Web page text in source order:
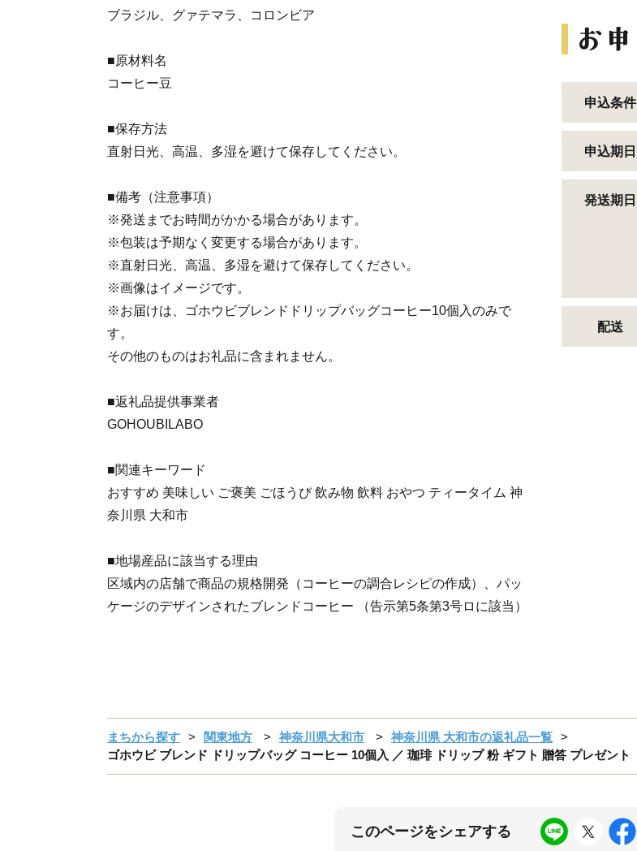
ブラジル、グァテマラ、コロンビア
■原材料名
コーヒー豆
■保存方法
直射日光、高温、多湿を避けて保存してください。
■備考（注意事項）
※発送までお時間がかかる場合があります。
※包装は予期なく変更する場合があります。
※直射日光、高温、多湿を避けて保存してください。
※画像はイメージです。
※お届けは、ゴホウビブレンドドリップバッグコーヒー10個入のみで
す。
その他のものはお礼品に含まれません。
■返礼品提供事業者
GOHOUBILABO
■関連キーワード
おすすめ 美味しい ご褒美 ごほうび 飲み物 飲料 おやつ ティータイム 神
奈川県 大和市
■地場産品に該当する理由
区域内の店舗で商品の規格開発（コーヒーの調合レシピの作成）、パッ
ケージのデザインされたブレンドコーヒー （告示第5条第3号ロに該当）
申込条件
申込期日
発送期日
配送
まちから探す 関東地方 神奈川県大和市
神奈川県 大和市の返礼品一覧
ゴホウビ ブレンド ドリップバッグ コーヒー 10個入 ／ 珈琲 ドリップ 粉 ギフト 贈答 プレゼント
このページをシェアする